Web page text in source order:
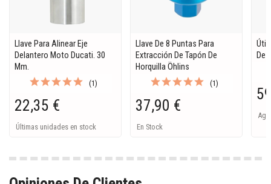
Llave Para Alinear Eje
Delantero Moto Ducati. 30
Mm.
(1)
22,35 €
Últimas unidades en stock
Llave De 8 Puntas Para
Extracción De Tapón De
Horquilla Öhlins
(1)
37,90 €
En Stock
Útil
De